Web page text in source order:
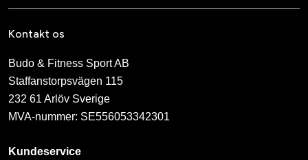
Kontakt os
Budo & Fitness Sport AB
Staffanstorpsvägen 115
232 61 Arlöv Sverige
MVA-nummer: SE556053342301
Kundeservice